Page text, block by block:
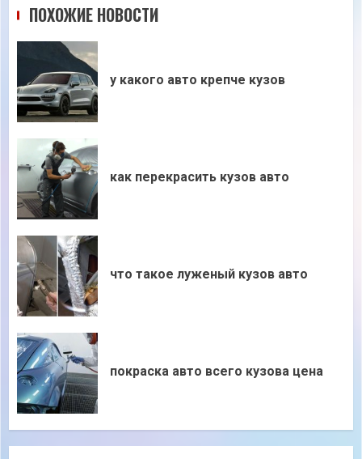
ПОХОЖИЕ НОВОСТИ
у какого авто крепче кузов
как перекрасить кузов авто
что такое луженый кузов авто
покраска авто всего кузова цена